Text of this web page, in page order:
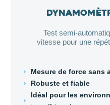
Test semi-
vitesse pour une
E Mesure de force sans
E Robuste et fiable
E
Idéal pour les